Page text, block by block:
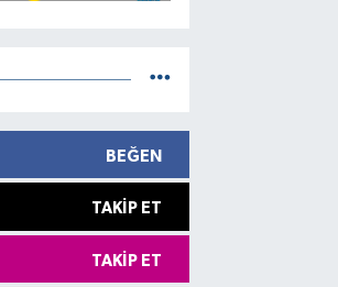
BEĞEN
TAKIP ET
TAKIP ET